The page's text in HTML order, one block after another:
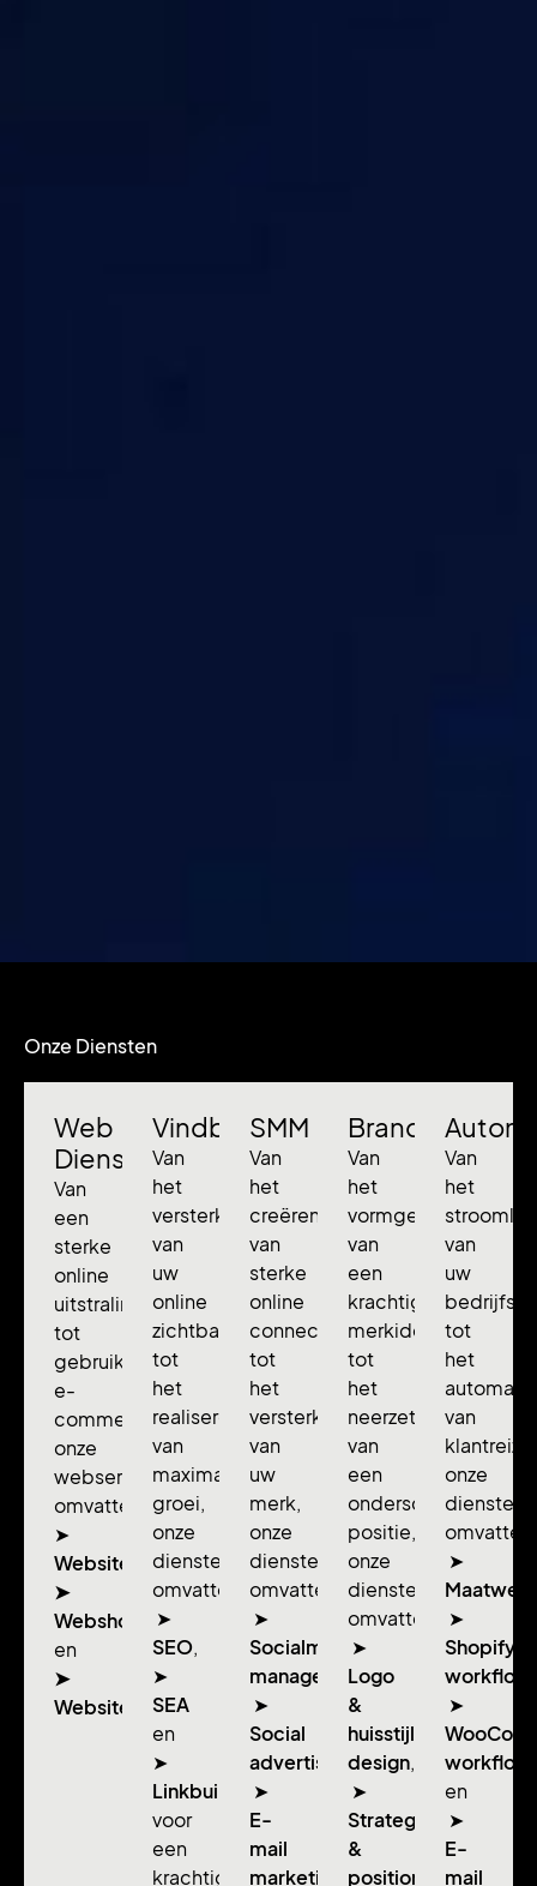
Onze Diensten
Web
Diensten
Van
een
sterke
online
uitstraling
tot
gebruiksvriendelijke
e-
commerce:
onze
webservices
omvatten
➤
Websitebouw,
➤
Webshopdesign
en
➤
Websitebeheer.
Vindbaarheid
Van
het
versterken
van
uw
online
zichtbaarheid
tot
het
realiseren
van
maximale
groei,
onze
diensten
omvatten
➤
SEO,
➤
SEA
en
➤
Linkbuilding
voor
een
krachtigere
SMM
Van
het
creëren
van
sterke
online
connecties
tot
het
versterken
van
uw
merk,
onze
diensten
omvatten
➤
Socialmedia
management,
➤
Social
advertising,
➤
E-
mail
marketing
Branding
Van
het
vormgeven
van
een
krachtige
merkidentiteit
tot
het
neerzetten
van
een
onderscheidende
positie,
onze
diensten
omvatten
➤
Logo
&
huisstijl
design,
➤
Strategie
&
positionering,
Van
het
van
uw
tot
het
van
onze
diensten
omvatten
➤
➤
Shopify
➤
en
➤
E-
mail